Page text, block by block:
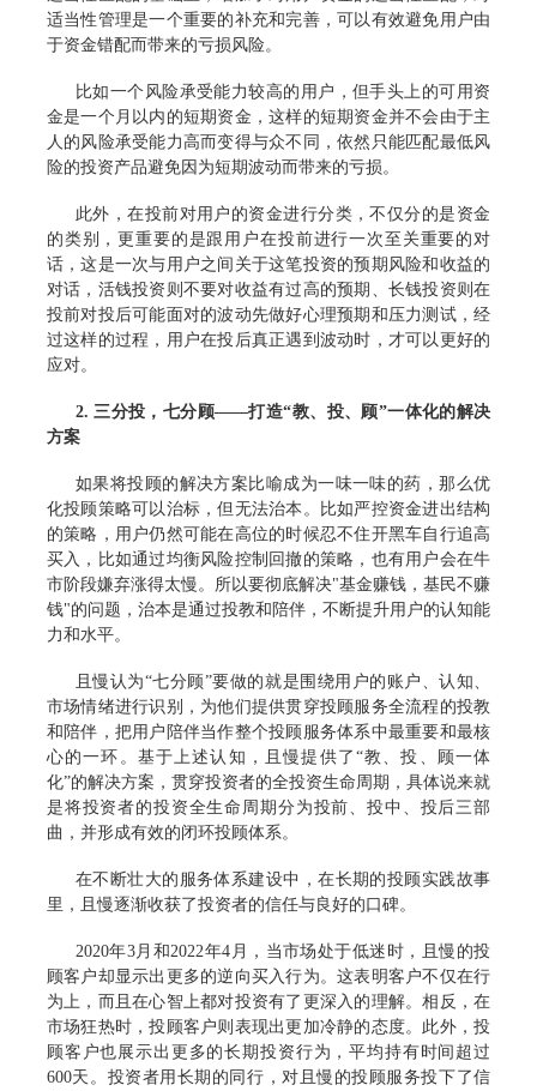
适当性管理是一个重要的补充和完善，可以有效避免用户由
于资金错配而带来的亏损风险。
比如一个风险承受能力较高的用户，但手头上的可用资
金是一个月以内的短期资金，这样的短期资金并不会由于主
人的风险承受能力高而变得与众不同，依然只能匹配最低风
险的投资产品避免因为短期波动而带来的亏损。
此外，在投前对用户的资金进行分类，不仅分的是资金
的类别，更重要的是跟用户在投前进行一次至关重要的对
话，这是一次与用户之间关于这笔投资的预期风险和收益的
对话，活钱投资则不要对收益有过高的预期、长钱投资则在
投前对投后可能面对的波动先做好心理预期和压力测试，经
过这样的过程，用户在投后真正遇到波动时，才可以更好的
应对。
2. 三分投，七分顾——打造“教、投、顾”一体化的解决
方案
如果将投顾的解决方案比喻成为一味一味的药，那么优
化投顾策略可以治标，但无法治本。比如严控资金进出结构
的策略，用户仍然可能在高位的时候忍不住开黑车自行追高
买入，比如通过均衡风险控制回撤的策略，也有用户会在牛
市阶段嫌弃涨得太慢。所以要彻底解决"基金赚钱，基民不赚
钱"的问题，治本是通过投教和陪伴，不断提升用户的认知能
力和水平。
且慢认为“七分顾”要做的就是围绕用户的账户、认知、
市场情绪进行识别，为他们提供贯穿投顾服务全流程的投教
和陪伴，把用户陪伴当作整个投顾服务体系中最重要和最核
心的一环。基于上述认知，且慢提供了“教、投、顾一体
化”的解决方案，贯穿投资者的全投资生命周期，具体说来就
是将投资者的投资全生命周期分为投前、投中、投后三部
曲，并形成有效的闭环投顾体系。
在不断壮大的服务体系建设中，在长期的投顾实践故事
里，且慢逐渐收获了投资者的信任与良好的口碑。
2020年3月和2022年4月，当市场处于低迷时，且慢的投
顾客户却显示出更多的逆向买入行为。这表明客户不仅在行
为上，而且在心智上都对投资有了更深入的理解。相反，在
市场狂热时，投顾客户则表现出更加冷静的态度。此外，投
顾客户也展示出更多的长期投资行为，平均持有时间超过
600天。投资者用长期的同行，对且慢的投顾服务投下了信